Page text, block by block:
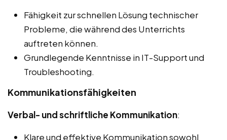
Fähigkeit zur schnellen Lösung technischer
Probleme, die während des Unterrichts
auftreten können.
Grundlegende Kenntnisse in IT-Support und
Troubleshooting.
Kommunikationsfähigkeiten
Verbal- und schriftliche Kommunikation:
Klare und effektive Kommunikation sowohl